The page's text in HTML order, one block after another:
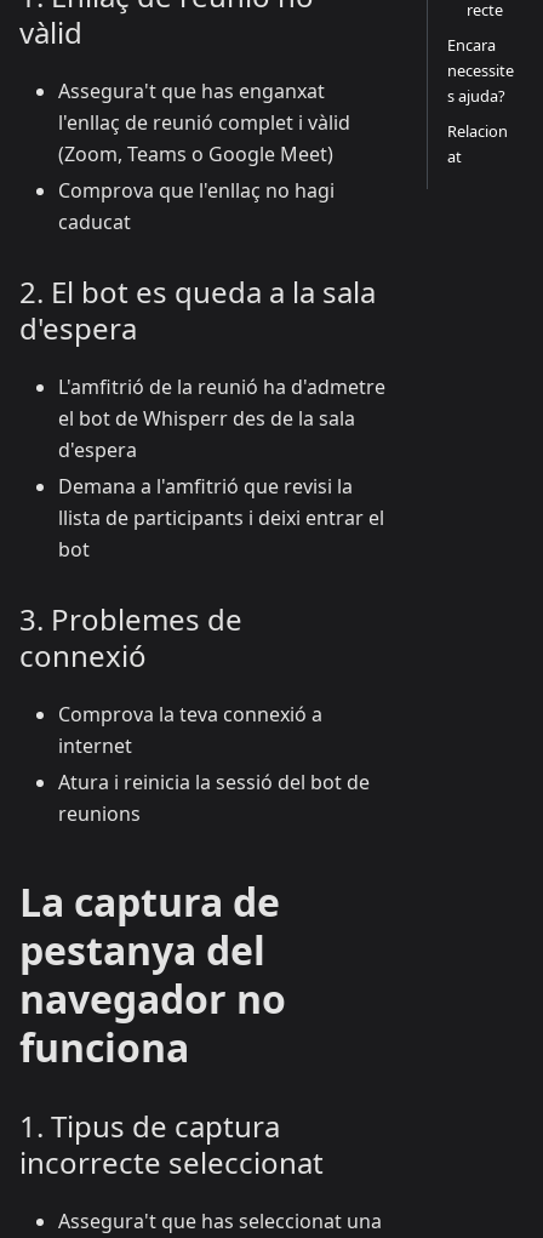
vàlid
Assegura't que has enganxat
l'enllaç de reunió complet i vàlid
(Zoom, Teams o Google Meet)
Comprova que l'enllaç no hagi
caducat
2. El bot es queda a la sala
d'espera
L'amfitrió de la reunió ha d'admetre
el bot de Whisperr des de la sala
d'espera
Demana a l'amfitrió que revisi la
llista de participants i deixi entrar el
bot
3. Problemes de
connexió
Comprova la teva connexió a
internet
Atura i reinicia la sessió del bot de
reunions
La captura de
pestanya del
navegador no
funciona
1. Tipus de captura
incorrecte seleccionat
Assegura't que has seleccionat una
recte
Encara
necessite
s ajuda?
Relacion
at